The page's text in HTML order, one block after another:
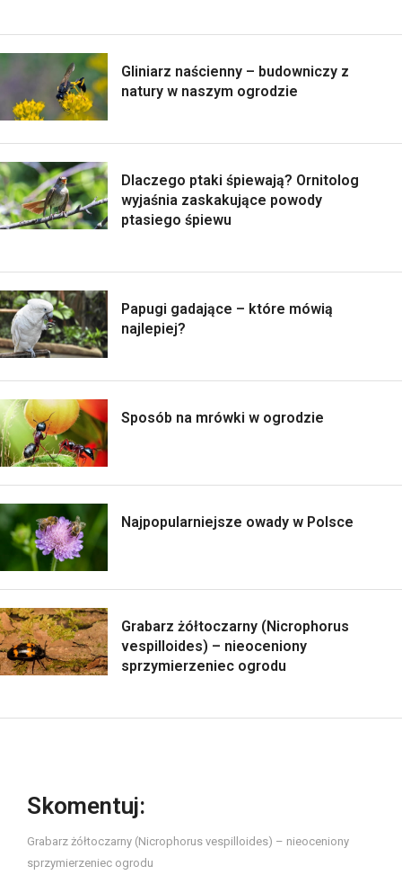
Gliniarz naścienny – budowniczy z
natury w naszym ogrodzie
Dlaczego ptaki śpiewają? Ornitolog
wyjaśnia zaskakujące powody
ptasiego śpiewu
Papugi gadające – które mówią
najlepiej?
Sposób na mrówki w ogrodzie
Najpopularniejsze owady w Polsce
Grabarz żółtoczarny (Nicrophorus
vespilloides) – nieoceniony
sprzymierzeniec ogrodu
Skomentuj:
Grabarz żółtoczarny (Nicrophorus vespilloides) – nieoceniony
sprzymierzeniec ogrodu